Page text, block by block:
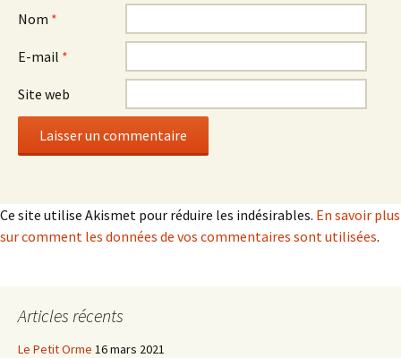
Nom *
E-mail *
Site web
Ce site utilise Akismet pour réduire les indésirables. En savoir plus
sur comment les données de vos commentaires sont utilisées.
Articles récents
Le Petit Orme 16 mars 2021